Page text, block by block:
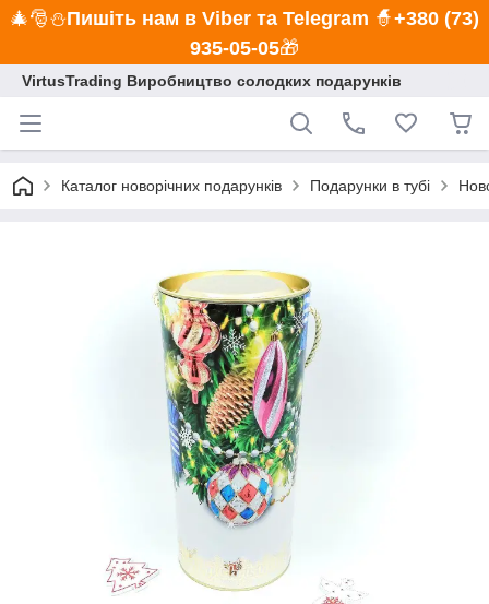
🎄🎅⛄Пишіть нам в Viber та Telegram 🧙+380 (73)
935-05-05🎁
VirtusTrading Виробництво солодких подарунків
Каталог новорічних подарунків Подарунки в тубі